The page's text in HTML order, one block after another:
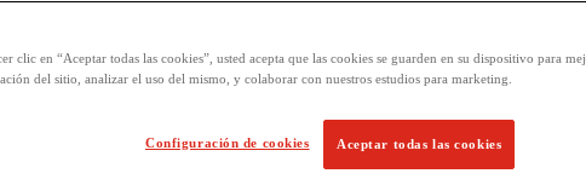
clic en “Aceptar todas las cookies”, usted acepta que las cookies se guarden en su dispositivo para
del sitio, analizar el uso del mismo, y colaborar con nuestros estudios para marketing.
Configuración de cookies Aceptar todas las cookies